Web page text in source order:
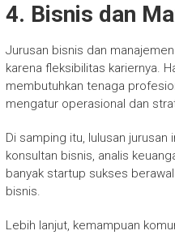
4. Bisnis dan
Jurusan bisnis dan
karena fleksibilitas kariernya.
membutuhkan tenaga
mengatur operasional dan
Di samping itu, lulusan
konsultan bisnis, analis
banyak startup sukses
bisnis.
Lebih lanjut, kemampuan